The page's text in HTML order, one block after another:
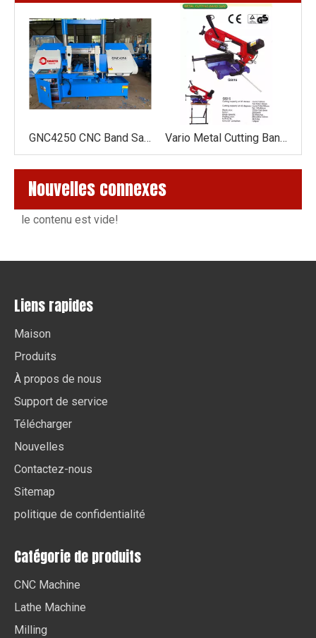
GNC4250 CNC Band Saw Machine avec chargeur automatique Vario Metal Cutting Band Saw G5015
Nouvelles connexes
le contenu est vide!
Liens rapides
Maison
Produits
À propos de nous
Support de service
Télécharger
Nouvelles
Contactez-nous
Sitemap
politique de confidentialité
Catégorie de produits
CNC Machine
Lathe Machine
Milling